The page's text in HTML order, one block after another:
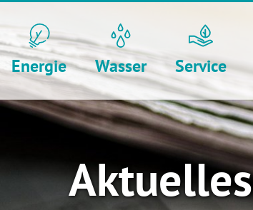
Energie Wasser Service
Aktuelles